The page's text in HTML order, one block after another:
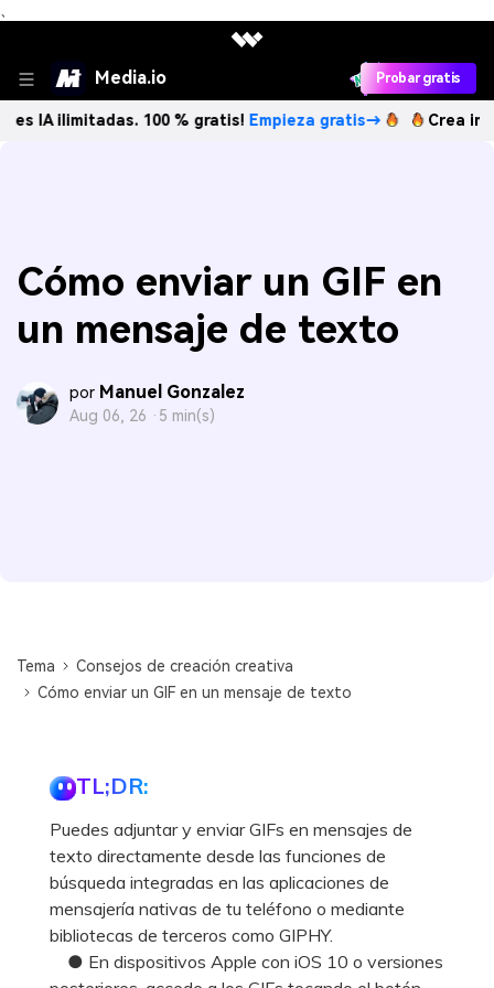
、
Media.io Probar gratis
100 % gratis!Empieza gratis→ Crea imágenes IA
Cómo enviar un GIF en
un mensaje de texto
por Manuel Gonzalez
Aug 06, 26 · 5 min(s)
Tema
Consejos de creación creativa
Cómo enviar un GIF en un mensaje de texto
TL;DR:
Puedes adjuntar y enviar GIFs en mensajes de
texto directamente desde las funciones de
búsqueda integradas en las aplicaciones de
mensajería nativas de tu teléfono o mediante
bibliotecas de terceros como GIPHY.
● En dispositivos Apple con iOS 10 o versiones